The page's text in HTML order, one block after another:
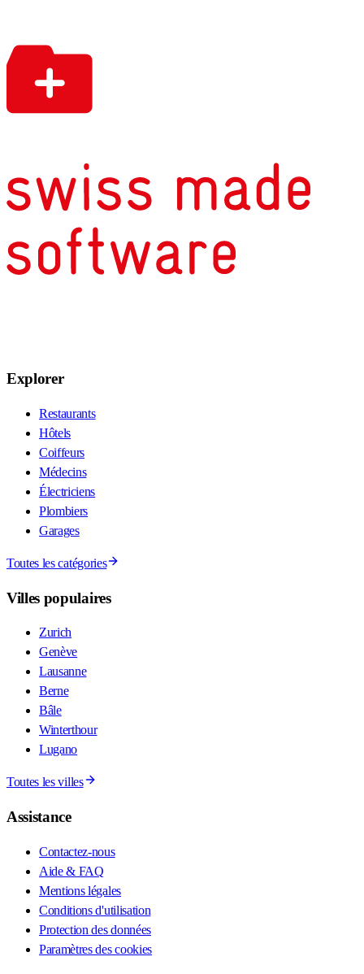
Explorer
Restaurants
Hôtels
Coiffeurs
Médecins
Électriciens
Plombiers
Garages
Toutes les catégories
Villes populaires
Zurich
Genève
Lausanne
Berne
Bâle
Winterthour
Lugano
Toutes les villes
Assistance
Contactez-nous
Aide & FAQ
Mentions légales
Conditions d'utilisation
Protection des données
Paramètres des cookies